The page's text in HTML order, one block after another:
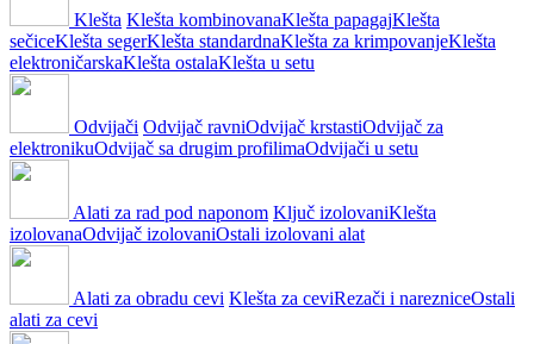
Klešta Klešta kombinovanaKlešta papagajKlešta
sečiceKlešta segerKlešta standardnaKlešta za krimpovanjeKlešta
elektroničarskaKlešta ostalaKlešta u setu
Odvijači Odvijač ravniOdvijač krstastiOdvijač za
elektronikuOdvijač sa drugim profilimaOdvijači u setu
Alati za rad pod naponom Ključ izolovaniKlešta
izolovanaOdvijač izolovaniOstali izolovani alat
Alati za obradu cevi Klešta za ceviRezači i narezniceOstali
alati za cevi